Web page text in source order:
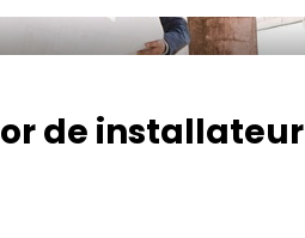
de installateur